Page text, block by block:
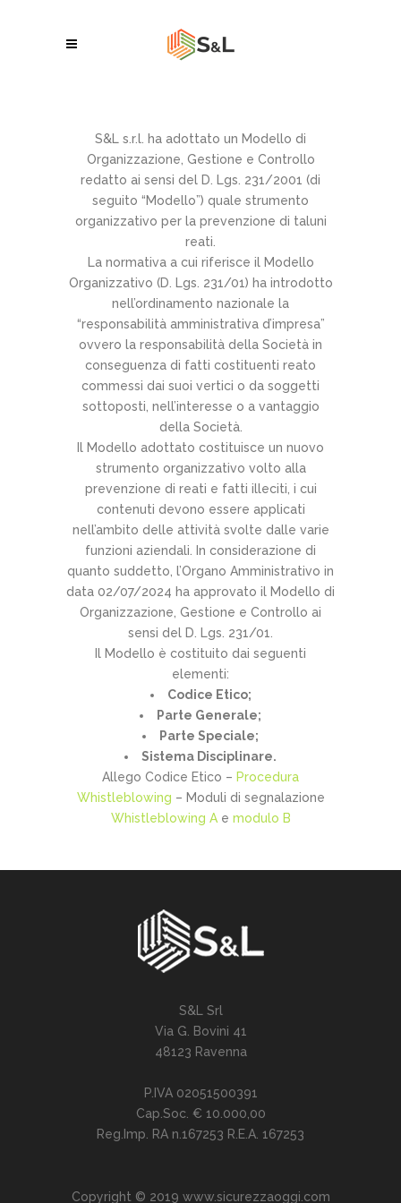
S&L s.r.l. ha adottato un Modello di
Organizzazione, Gestione e Controllo
redatto ai sensi del D. Lgs. 231/2001 (di
seguito “Modello”) quale strumento
organizzativo per la prevenzione di taluni
reati.
La normativa a cui riferisce il Modello
Organizzativo (D. Lgs. 231/01) ha introdotto
nell’ordinamento nazionale la
“responsabilità amministrativa d’impresa”
ovvero la responsabilità della Società in
conseguenza di fatti costituenti reato
commessi dai suoi vertici o da soggetti
sottoposti, nell’interesse o a vantaggio
della Società.
Il Modello adottato costituisce un nuovo
strumento organizzativo volto alla
prevenzione di reati e fatti illeciti, i cui
contenuti devono essere applicati
nell’ambito delle attività svolte dalle varie
funzioni aziendali. In considerazione di
quanto suddetto, l’Organo Amministrativo in
data 02/07/2024 ha approvato il Modello di
Organizzazione, Gestione e Controllo ai
sensi del D. Lgs. 231/01.
Il Modello è costituito dai seguenti
elementi:
Codice Etico;
Parte Generale;
Parte Speciale;
Sistema Disciplinare.
Allego Codice Etico – Procedura
Whistleblowing – Moduli di segnalazione
Whistleblowing Ae modulo B
S&L Srl
Via G. Bovini 41
48123 Ravenna
P.IVA 02051500391
Cap.Soc. € 10.000,00
Reg.Imp. RA n.167253 R.E.A. 167253
Copyright © 2019 www.sicurezzaoggi.com